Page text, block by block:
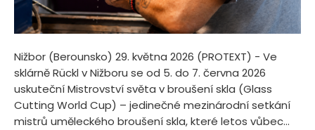
Nižbor (Berounsko) 29. května 2026 (PROTEXT) - Ve
sklárně Rückl v Nižboru se od 5. do 7. června 2026
uskuteční Mistrovství světa v broušení skla (Glass
Cutting World Cup) – jedinečné mezinárodní setkání
mistrů uměleckého broušení skla, které letos vůbec...